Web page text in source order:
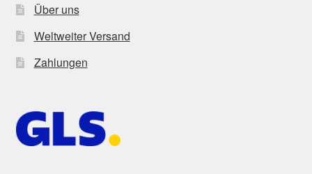
Über uns
Weltweiter Versand
Zahlungen